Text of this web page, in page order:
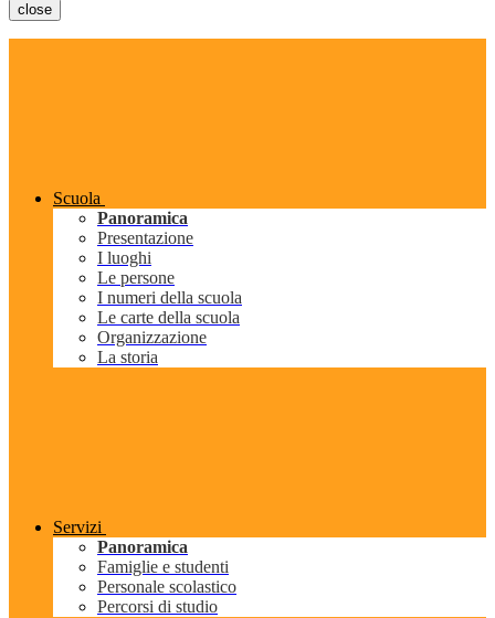
close
Scuola
Panoramica
Presentazione
I luoghi
Le persone
I numeri della scuola
Le carte della scuola
Organizzazione
La storia
Servizi
Panoramica
Famiglie e studenti
Personale scolastico
Percorsi di studio